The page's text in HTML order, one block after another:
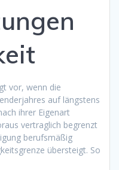
vor, wenn die
auf längstens
ihrer Eigenart
vertraglich begrenzt
berufsmäßig
übersteigt. So